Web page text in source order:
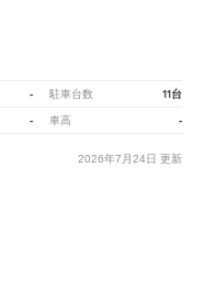
- 駐車台数 11台
- 車高 -
2026年7月24日 更新